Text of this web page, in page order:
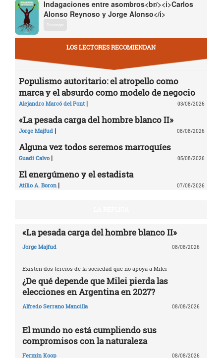
Indagaciones entre asombros<br/><i>Carlos
Alonso Reynoso y Jorge Alonso</i>
Descargar
LOS LECTORES RECOMIENDAN
Populismo autoritario: el atropello como
marca y el absurdo como modelo de negocio
Alejandro Marcó del Pont | 03/08/2026
«La pesada carga del hombre blanco II»
Jorge Majfud | 08/08/2026
Alguna vez todos seremos marroquíes
Guadi Calvo | 05/08/2026
El energúmeno y el estadista
Atilio A. Boron | 07/08/2026
«La pesada carga del hombre blanco II»
Jorge Majfud 08/08/2026
Existen dos tercios de la sociedad que no apoya a Milei
¿De qué depende que Milei pierda las
elecciones en Argentina en 2027?
Alfredo Serrano Mancilla 08/08/2026
El mundo no está cumpliendo sus
compromisos con la naturaleza
Fermín Koop 08/08/2026